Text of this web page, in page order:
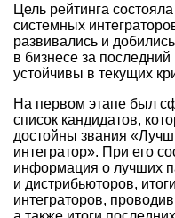
Цель рейтинга
системных
развивались и
в бизнесе за
устойчивы в текущих
На первом этапе был
список кандидатов,
достойны звания
интегратор». При его
информация о лучших
и дистрибьюторов,
интеграторов,